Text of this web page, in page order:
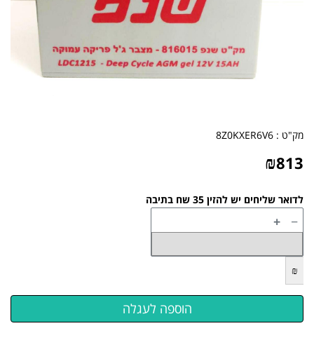
מק"ט : 8Z0KXER6V6
₪813
לדואר שליחים יש להזין 35 שח בתיבה
−
+
₪